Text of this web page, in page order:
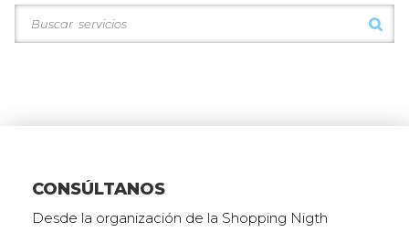
CONSÚLTANOS
Desde la organización de la Shopping Nigth